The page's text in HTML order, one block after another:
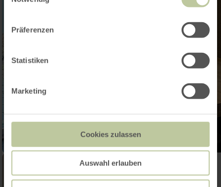
Präferenzen
Statistiken
Marketing
Cookies zulassen
Auswahl erlauben